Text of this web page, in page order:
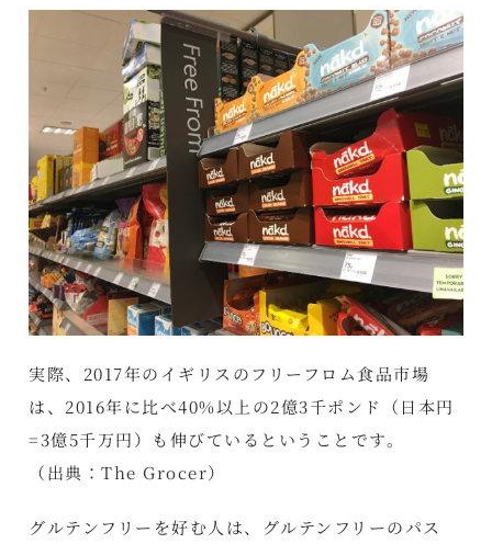
実際、2017年のイギリスのフリーフロム食品市場
は、2016年に比べ40%以上の2億3千ポンド（日本円
=3億5千万円）も伸びているということです。
（出典：The Grocer）
グルテンフリーを好む人は、グルテンフリーのパス